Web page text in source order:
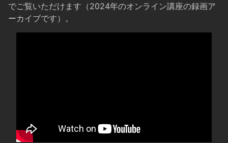
でご覧いただけます（2024年のオンライン講座の録画ア
ーカイブです）。